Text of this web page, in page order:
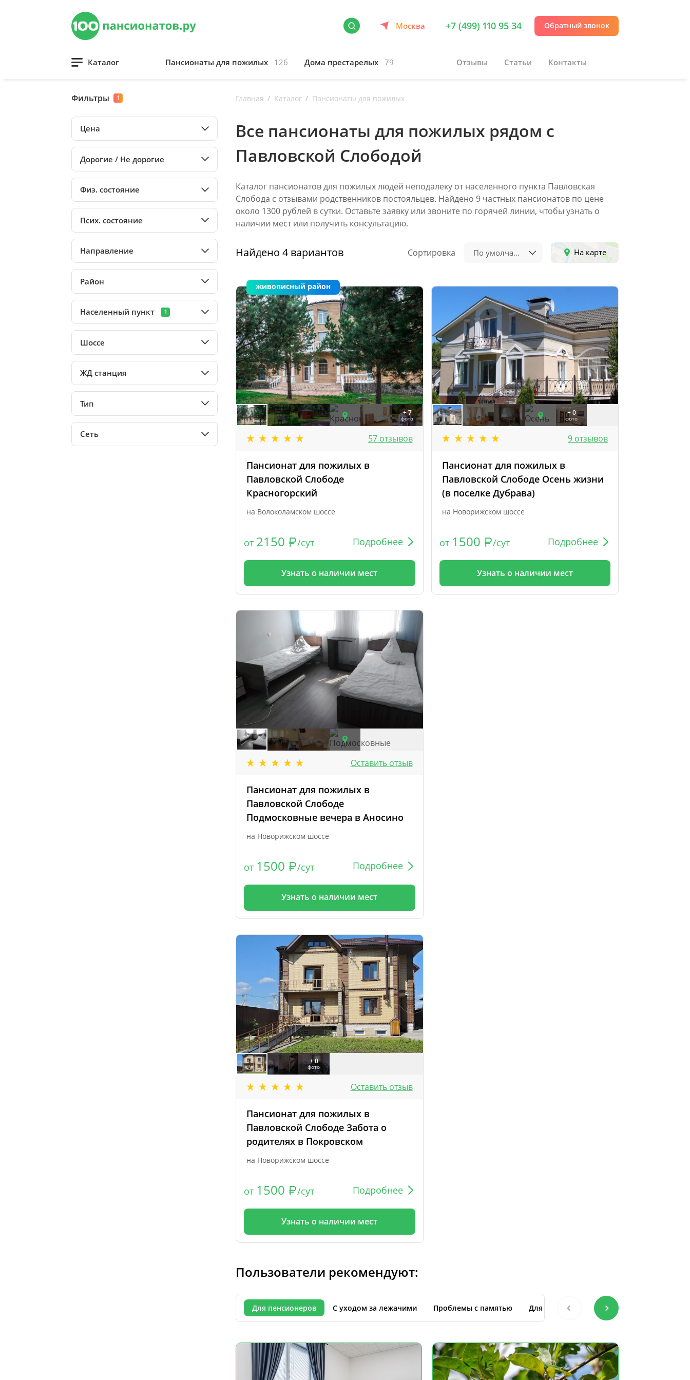
Москва +7 (499) 110 95 34 Обратный звонок
Каталог Пансионаты для пожилых 126 Дома престарелых 79 Отзывы Статьи Контакты
Фильтры 1
Цена
Дорогие / Не дорогие
Физ. состояние
Псих. состояние
Направление
Район
Населенный пункт 1
Шоссе
ЖД станция
Тип
Сеть
Главная Каталог Пансионаты для пожилых
Все пансионаты для пожилых рядом с
Павловской Слободой
Каталог пансионатов для пожилых людей неподалеку от населенного пункта Павловская
Слобода с отзывами родственников постояльцев. Найдено 9 частных пансионатов по цене
около 1300 рублей в сутки. Оставьте заявку или звоните по горячей линии, чтобы узнать о
наличии мест или получить консультацию.
Найдено 4 вариантов Сортировка По умолчанию На карте
живописный район
+ 7
фото
57 отзывов
Пансионат для пожилых в
Павловской Слободе
Красногорский
на Волоколамском шоссе
от 2150 /сут Подробнее
Узнать о наличии мест
+ 0
фото
9 отзывов
Пансионат для пожилых в
Павловской Слободе Осень жизни
(в поселке Дубрава)
на Новорижском шоссе
от 1500 /сут Подробнее
Узнать о наличии мест
Оставить отзыв
Пансионат для пожилых в
Павловской Слободе
Подмосковные вечера в Аносино
на Новорижском шоссе
от 1500 /сут Подробнее
Узнать о наличии мест
+ 0
фото
Оставить отзыв
Пансионат для пожилых в
Павловской Слободе Забота о
родителях в Покровском
на Новорижском шоссе
от 1500 /сут Подробнее
Узнать о наличии мест
Пользователи рекомендуют:
Для пенсионеров С уходом за лежачими Проблемы с памятью Для восстановления после ковида